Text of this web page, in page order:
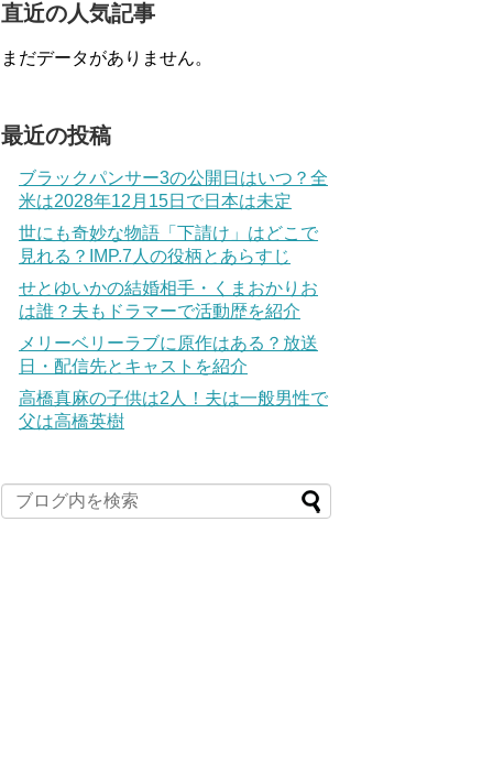
直近の人気記事
まだデータがありません。
最近の投稿
ブラックパンサー3の公開日はいつ？全
米は2028年12月15日で日本は未定
世にも奇妙な物語「下請け」はどこで
見れる？IMP.7人の役柄とあらすじ
せとゆいかの結婚相手・くまおかりお
は誰？夫もドラマーで活動歴を紹介
メリーベリーラブに原作はある？放送
日・配信先とキャストを紹介
高橋真麻の子供は2人！夫は一般男性で
父は高橋英樹